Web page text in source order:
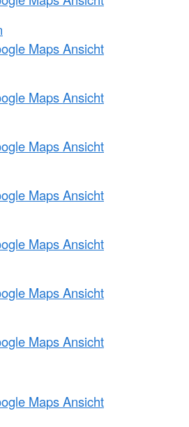
Maps Ansicht
Maps Ansicht
Maps Ansicht
Maps Ansicht
Maps Ansicht
Maps Ansicht
Maps Ansicht
Maps Ansicht